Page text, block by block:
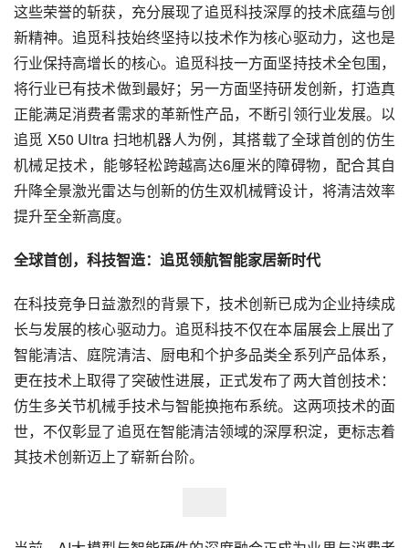
这些荣誉的斩获，充分展现了追觅科技深厚的技术底蕴与创
新精神。追觅科技始终坚持以技术作为核心驱动力，这也是
行业保持高增长的核心。追觅科技一方面坚持技术全包围，
将行业已有技术做到最好；另一方面坚持研发创新，打造真
正能满足消费者需求的革新性产品，不断引领行业发展。以
追觅 X50 Ultra 扫地机器人为例，其搭载了全球首创的仿生
机械足技术，能够轻松跨越高达6厘米的障碍物，配合其自
升降全景激光雷达与创新的仿生双机械臂设计，将清洁效率
提升至全新高度。
全球首创，科技智造：追觅领航智能家居新时代
在科技竞争日益激烈的背景下，技术创新已成为企业持续成
长与发展的核心驱动力。追觅科技不仅在本届展会上展出了
智能清洁、庭院清洁、厨电和个护多品类全系列产品体系，
更在技术上取得了突破性进展，正式发布了两大首创技术：
仿生多关节机械手技术与智能换拖布系统。这两项技术的面
世，不仅彰显了追觅在智能清洁领域的深厚积淀，更标志着
其技术创新迈上了崭新台阶。